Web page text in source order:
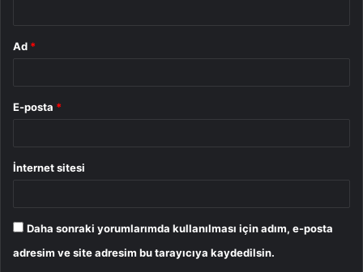
Ad *
E-posta *
İnternet sitesi
Daha sonraki yorumlarımda kullanılması için adım, e-posta
adresim ve site adresim bu tarayıcıya kaydedilsin.